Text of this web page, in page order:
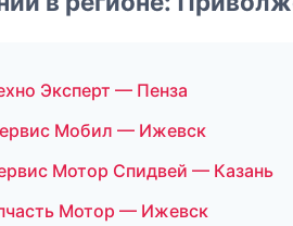
Эксперт — Пенза
Мобил — Ижевск
Мотор Спидвей — Казань
Мотор — Ижевск